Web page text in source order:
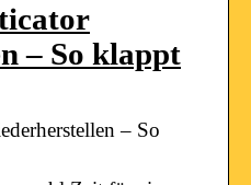
– So klappt
– So